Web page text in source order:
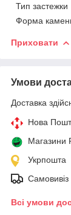
Тип застежки
Форма
Приховати
Умови
Доставка
Нова
Магазини
Укрпошта
Самовивіз
Всі умови